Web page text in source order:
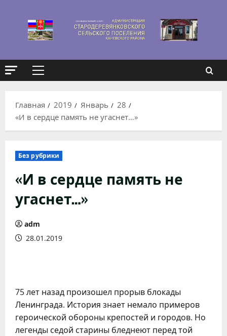
содержимому
Основное
Главная
2019 Январь
28
«И в сердце память не угаснет…»
Без рубрики
«И в сердце память не
угаснет…»
adm
28.01.2019
75 лет назад произошел прорыв блокады
Ленинграда. История знает немало примеров
героической обороны крепостей и городов. Но
легенды седой старины бледнеют перед той